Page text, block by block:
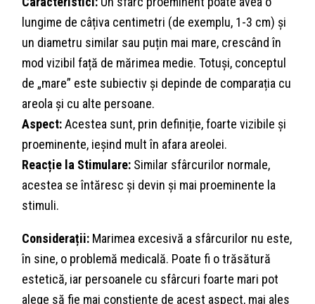
lungime de câțiva centimetri (de exemplu, 1-3 cm) și
un diametru similar sau puțin mai mare, crescând în
mod vizibil față de mărimea medie. Totuși, conceptul
de „mare” este subiectiv și depinde de comparația cu
areola și cu alte persoane.
Aspect:Acestea sunt, prin definiție, foarte vizibile și
proeminente, ieșind mult în afara areolei.
Reacție la Stimulare: Similar sfârcurilor normale,
acestea se întăresc și devin și mai proeminente la
stimuli.
Considerații: Marimea excesivă a sfârcurilor nu este,
în sine, o problemă medicală. Poate fi o trăsătură
estetică, iar persoanele cu sfârcuri foarte mari pot
alege să fie mai conștiente de acest aspect, mai ales